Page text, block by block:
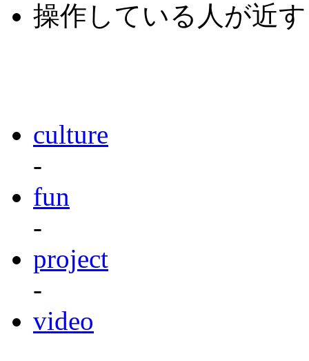
操作している人が近
culture
-
fun
-
project
-
video